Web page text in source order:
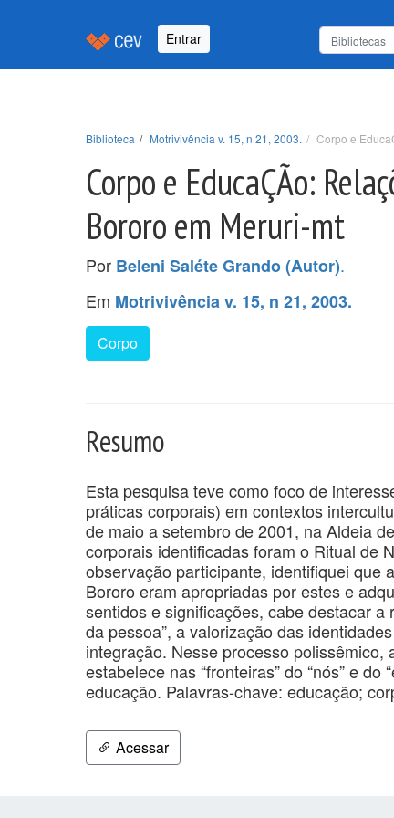
Entrar
Biblioteca Motrivivência v. 15, n 21, 2003. Corpo e
Corpo e EducaÇÃo:
Bororo em Meruri-mt
Por Beleni Saléte Grando (Autor).
Em Motrivivência v. 15, n 21, 2003.
Corpo
Resumo
Esta pesquisa teve como foco de
práticas corporais) em contextos
de maio a setembro de 2001, na Aldeia
corporais identificadas foram o Ritual de
observação participante, identifiquei que
Bororo eram apropriadas por estes e
sentidos e significações, cabe destacar
da pessoa”, a valorização das
integração. Nesse processo polissêmico,
estabelece nas “fronteiras” do “nós” e
educação. Palavras-chave: educação;
Acessar